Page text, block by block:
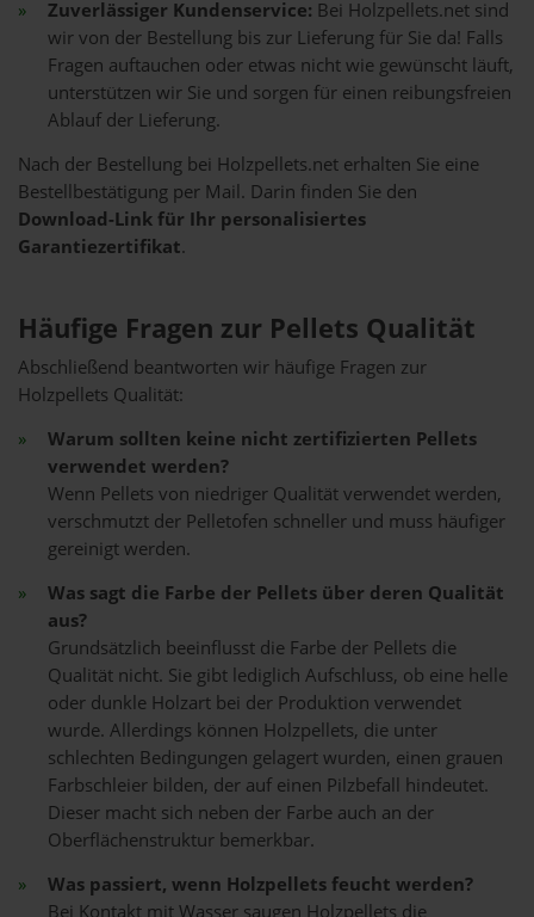
Zuverlässiger Kundenservice: Bei Holzpellets.net sind
wir von der Bestellung bis zur Lieferung für Sie da! Falls
Fragen auftauchen oder etwas nicht wie gewünscht läuft,
unterstützen wir Sie und sorgen für einen reibungsfreien
Ablauf der Lieferung.
Nach der Bestellung bei Holzpellets.net erhalten Sie eine
Bestellbestätigung per Mail. Darin finden Sie den
Download-Link für Ihr personalisiertes
Garantiezertifikat.
Häufige Fragen zur Pellets Qualität
Abschließend beantworten wir häufige Fragen zur
Holzpellets Qualität:
Warum sollten keine nicht zertifizierten Pellets
verwendet werden?
Wenn Pellets von niedriger Qualität verwendet werden,
verschmutzt der Pelletofen schneller und muss häufiger
gereinigt werden.
Was sagt die Farbe der Pellets über deren Qualität
aus?
Grundsätzlich beeinflusst die Farbe der Pellets die
Qualität nicht. Sie gibt lediglich Aufschluss, ob eine helle
oder dunkle Holzart bei der Produktion verwendet
wurde. Allerdings können Holzpellets, die unter
schlechten Bedingungen gelagert wurden, einen grauen
Farbschleier bilden, der auf einen Pilzbefall hindeutet.
Dieser macht sich neben der Farbe auch an der
Oberflächenstruktur bemerkbar.
Was passiert, wenn Holzpellets feucht werden?